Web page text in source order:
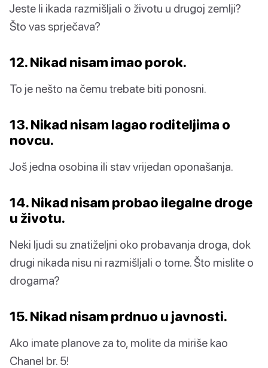
Jeste li ikada razmišljali o životu u drugoj zemlji?
Što vas sprječava?
12. Nikad nisam imao porok.
To je nešto na čemu trebate biti ponosni.
13. Nikad nisam lagao roditeljima o
novcu.
Još jedna osobina ili stav vrijedan oponašanja.
14. Nikad nisam probao ilegalne droge
u životu.
Neki ljudi su znatiželjni oko probavanja droga, dok
drugi nikada nisu ni razmišljali o tome. Što mislite o
drogama?
15. Nikad nisam prdnuo u javnosti.
Ako imate planove za to, molite da miriše kao
Chanel br. 5!